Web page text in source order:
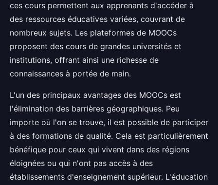
ces cours permettent aux apprenants d'accéder à
des ressources éducatives variées, couvrant de
nombreux sujets. Les plateformes de MOOCs
proposent des cours de grandes universités et
institutions, offrant ainsi une richesse de
connaissances à portée de main.
L'un des principaux avantages des MOOCs est
l'élimination des barrières géographiques. Peu
importe où l'on se trouve, il est possible de participer
à des formations de qualité. Cela est particulièrement
bénéfique pour ceux qui vivent dans des régions
éloignées ou qui n'ont pas accès à des
établissements d'enseignement supérieur. L'éducation